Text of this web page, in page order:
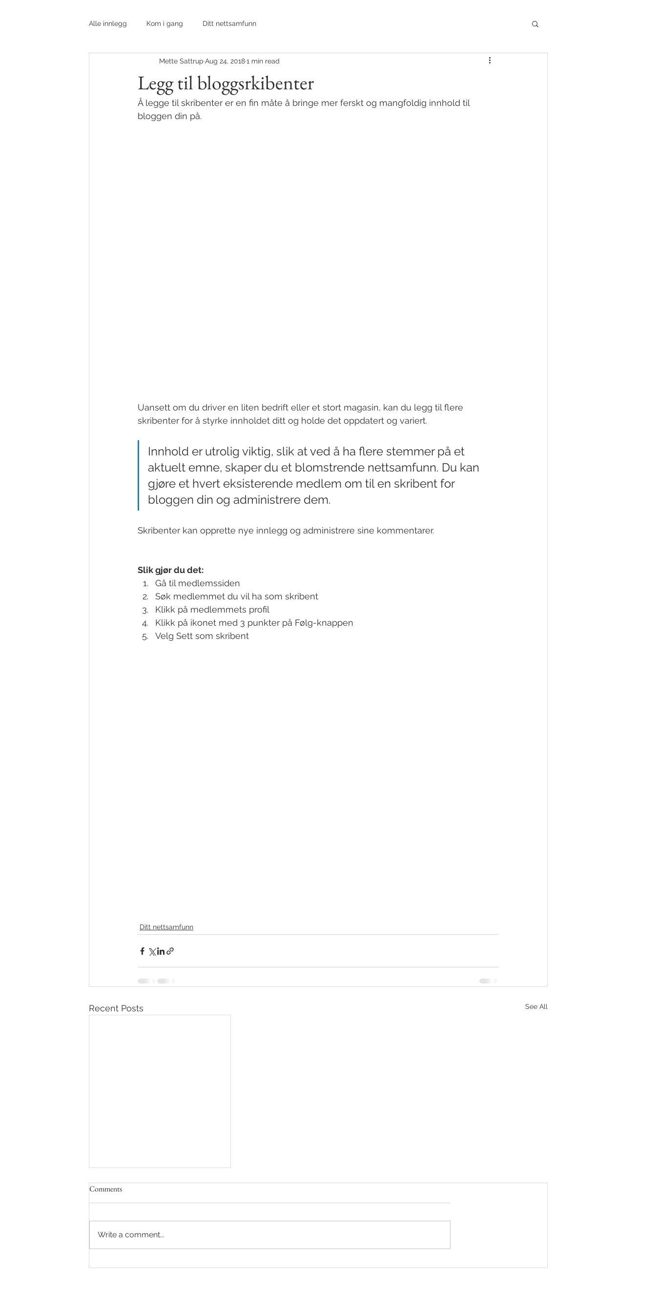
Alle innlegg Kom i gang Ditt nettsamfunn
Legg til bloggsrkibenter
Mette Sattrup Aug 24, 20181 min read
Å legge til skribenter er en fin måte å bringe mer ferskt og mangfoldig innhold til
bloggen din på.
Uansett om du driver en liten bedrift eller et stort magasin, kan du legg til flere
skribenter for å styrke innholdet ditt og holde det oppdatert og variert.
Innhold er utrolig viktig, slik at ved å ha flere stemmer på et
aktuelt emne, skaper du et blomstrende nettsamfunn. Du kan
gjøre et hvert eksisterende medlem om til en skribent for
bloggen din og administrere dem.
Skribenter kan opprette nye innlegg og administrere sine kommentarer.
Slik gjør du det:
Gå til medlemssiden
Søk medlemmet du vil ha som skribent
Klikk på medlemmets profil
Klikk på ikonet med 3 punkter på Følg-knappen
Velg Sett som skribent
Ditt nettsamfunn
Recent Posts See All
Bygg et helt bloggsamfunn
Comments
Write a comment...